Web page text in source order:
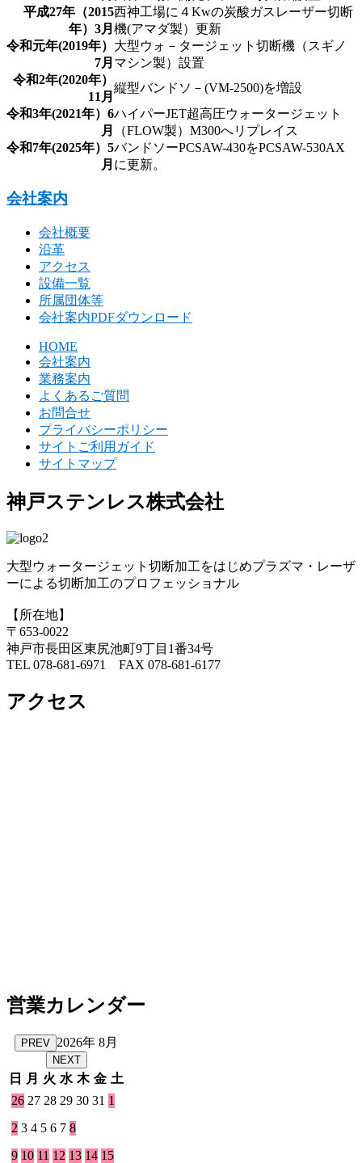
平成27年（2015
年）3月
西神工場に４Kwの炭酸ガスレーザー切断
機(アマダ製）更新
令和元年(2019年）
7月
大型ウォ－タージェット切断機（スギノ
マシン製）設置
令和2年(2020年）
11月
縦型バンドソ－(VM-2500)を増設
令和3年(2021年）6
月
ハイパーJET超高圧ウォータージェット
（FLOW製）M300へリプレイス
令和7年(2025年）5
月
バンドソーPCSAW-430をPCSAW-530AX
に更新。
会社案内
会社概要
沿革
アクセス
設備一覧
所属団体等
会社案内PDFダウンロード
HOME
会社案内
業務案内
よくあるご質問
お問合せ
プライバシーポリシー
サイトご利用ガイド
サイトマップ
神戸ステンレス株式会社
大型ウォータージェット切断加工をはじめプラズマ・レーザ
ーによる切断加工のプロフェッショナル
【所在地】
〒653-0022
神戸市長田区東尻池町9丁目1番34号
TEL 078-681-6971 FAX 078-681-6177
アクセス
営業カレンダー
PREV 2026年 8月
NEXT
日 月 火 水 木 金 土
26 27 28 29 30 31 1
2 3 4 5 6 7 8
9 10 11 12 13 14 15